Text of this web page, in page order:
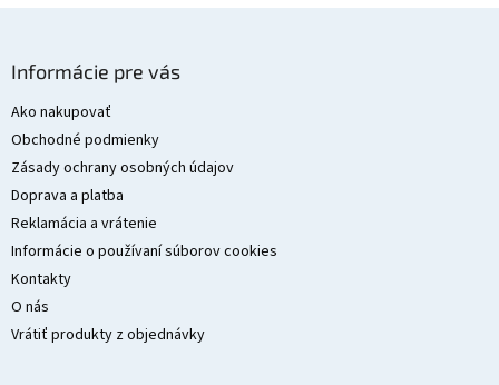
Informácie pre vás
Ako nakupovať
Obchodné podmienky
Zásady ochrany osobných údajov
Doprava a platba
Reklamácia a vrátenie
Informácie o používaní súborov cookies
Kontakty
O nás
Vrátiť produkty z objednávky